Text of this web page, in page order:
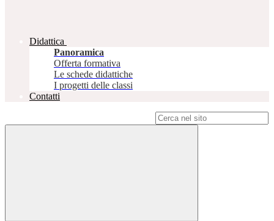
Didattica
Panoramica
Offerta formativa
Le schede didattiche
I progetti delle classi
Contatti